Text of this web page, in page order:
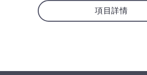
項目詳情